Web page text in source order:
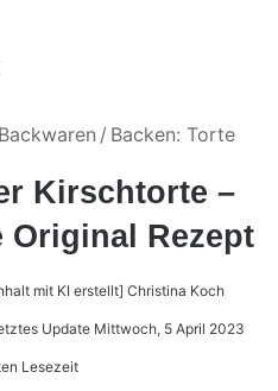
Backwaren / Backen: Torte
Kirschtorte –
Original Rezept
Christina Koch
Update Mittwoch, 5 April 2023
Lesezeit